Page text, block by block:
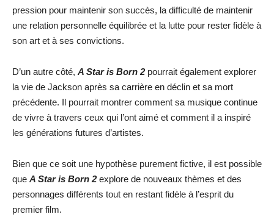
pression pour maintenir son succès, la difficulté de maintenir
une relation personnelle équilibrée et la lutte pour rester fidèle à
son art et à ses convictions.
D’un autre côté, A Star is Born 2pourrait également explorer
la vie de Jackson après sa carrière en déclin et sa mort
précédente. Il pourrait montrer comment sa musique continue
de vivre à travers ceux qui l’ont aimé et comment il a inspiré
les générations futures d’artistes.
Bien que ce soit une hypothèse purement fictive, il est possible
que A Star is Born 2explore de nouveaux thèmes et des
personnages différents tout en restant fidèle à l’esprit du
premier film.